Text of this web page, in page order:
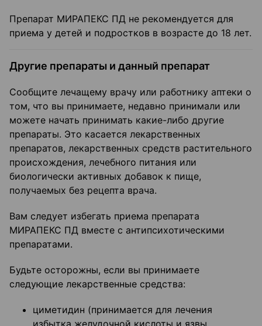
Препарат МИРАПЕКС ПД не рекомендуется для
приема у детей и подростков в возрасте до 18 лет.
Другие препараты и данный препарат
Сообщите лечащему врачу или работнику аптеки о
том, что вы принимаете, недавно принимали или
можете начать принимать какие-либо другие
препараты. Это касается лекарственных
препаратов, лекарственных средств растительного
происхождения, лечебного питания или
биологически активных добавок к пище,
получаемых без рецепта врача.
Вам следует избегать приема препарата
МИРАПЕКС ПД вместе с антипсихотическими
препаратами.
Будьте осторожны, если вы принимаете
следующие лекарственные средства:
циметидин (принимается для лечения